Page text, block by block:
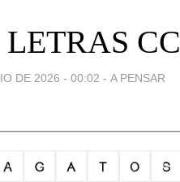
LETRAS CC
DE 2026 - 00:02 - A PENSAR